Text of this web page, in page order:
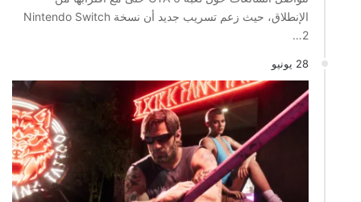
الإنطلاق، حيث زعم تسريب جديد أن نسخة Nintendo Switch
2…
28 يونيو